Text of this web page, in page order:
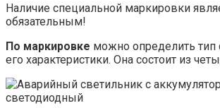
Наличие специальной маркировки
обязательным!
По маркировке можно определить тип
его характеристики. Она состоит из